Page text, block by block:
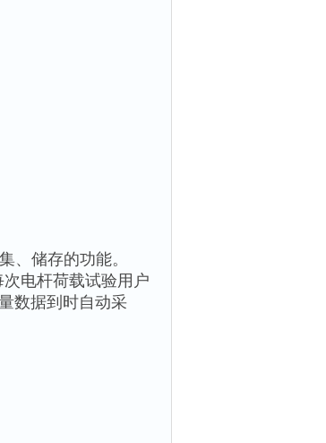
、储存的功能。
电杆荷载试验用户
数据到时自动采